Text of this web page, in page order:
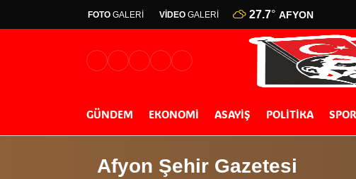
FOTO GALERİ VİDEO GALERİ 27.7° AFYON
GÜNDEM EKONOMİ ASAYİŞ POLİTİKA SPOR
Afyon Şehir Gazetesi